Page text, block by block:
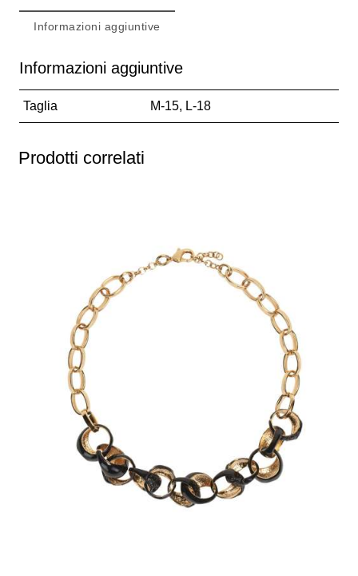
Informazioni aggiuntive
Informazioni aggiuntive
Taglia M-15, L-18
Prodotti correlati